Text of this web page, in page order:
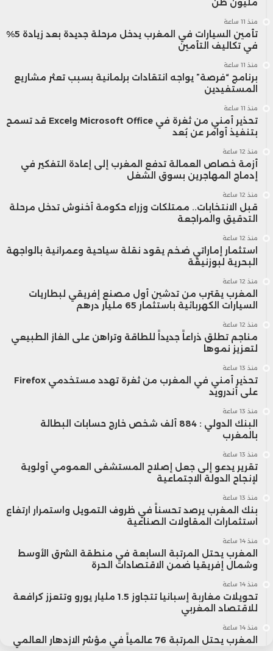
مليون طن
منذ 11 ساعة
تأمين السيارات في المغرب يدخل مرحلة جديدة بعد زيادة 5%
في تكاليف التأمين
منذ 11 ساعة
برنامج “فرصة” يواجه انتقادات برلمانية بسبب تعثر مشاريع
المستفيدين
منذ 11 ساعة
تحذير أمني من ثغرة في Microsoft Office وExcel قد تسمح
بتنفيذ أوامر عن بُعد
منذ 12 ساعة
أزمة خصاص العمالة تدفع المغرب إلى إعادة التفكير في
إدماج المهاجرين بسوق الشغل
منذ 12 ساعة
قبل الانتخابات.. ممتلكات وزراء حكومة أخنوش تدخل مرحلة
التدقيق والمراجعة
منذ 12 ساعة
استثمار إماراتي ضخم يقود نقلة سياحية وعمرانية بالواجهة
البحرية لبوزنيقة
منذ 12 ساعة
المغرب يقترب من تدشين أول مصنع إفريقي لبطاريات
السيارات الكهربائية باستثمار 65 مليار درهم
منذ 12 ساعة
مناجم تطلق ذراعاً جديداً للطاقة وتراهن على الغاز الطبيعي
لتعزيز نموها
منذ 13 ساعة
تحذير أمني في المغرب من ثغرة تهدد مستخدمي Firefox
على أندرويد
منذ 13 ساعة
البنك الدولي : 884 ألف شخص خارج حسابات البطالة
بالمغرب
منذ 13 ساعة
تقرير يدعو إلى جعل إصلاح المستشفى العمومي أولوية
لإنجاح الدولة الاجتماعية
منذ 13 ساعة
بنك المغرب يرصد تحسناً في ظروف التمويل واستمرار ارتفاع
استثمارات المقاولات الصناعية
منذ 14 ساعة
المغرب يحتل المرتبة السابعة في منطقة الشرق الأوسط
وشمال إفريقيا ضمن الاقتصادات الحرة
منذ 14 ساعة
تحويلات مغاربة إسبانيا تتجاوز 1.5 مليار يورو وتتعزز كرافعة
للاقتصاد المغربي
منذ 14 ساعة
المغرب يحتل المرتبة 76 عالمياً في مؤشر الازدهار العالمي